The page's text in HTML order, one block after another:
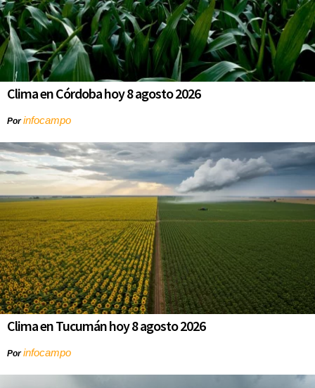
Clima en Córdoba hoy 8 agosto 2026
Porinfocampo
Clima en Tucumán hoy 8 agosto 2026
Porinfocampo